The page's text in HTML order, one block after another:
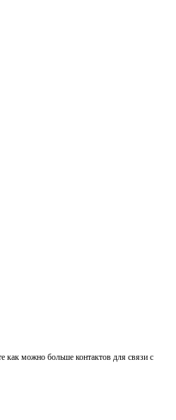
как можно больше контактов для связи с